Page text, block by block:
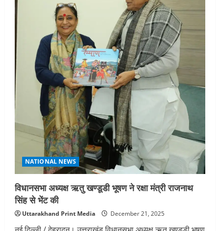
पहुंचे
मुख्यमंत्री
पुष्कर
धामी
NATIONAL NEWS
विधानसभा अध्यक्ष ऋतु खण्डूडी भूषण ने रक्षा मंत्री राजनाथ
सिंह से भेंट की
Uttarakhand Print Media December 21, 2025